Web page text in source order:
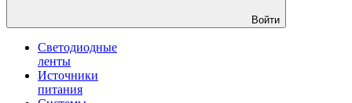
Войти
Светодиодные
ленты
Источники
питания